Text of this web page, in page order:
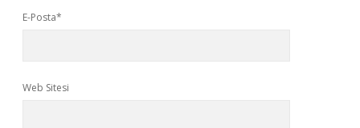
E-Posta*
Web Sitesi